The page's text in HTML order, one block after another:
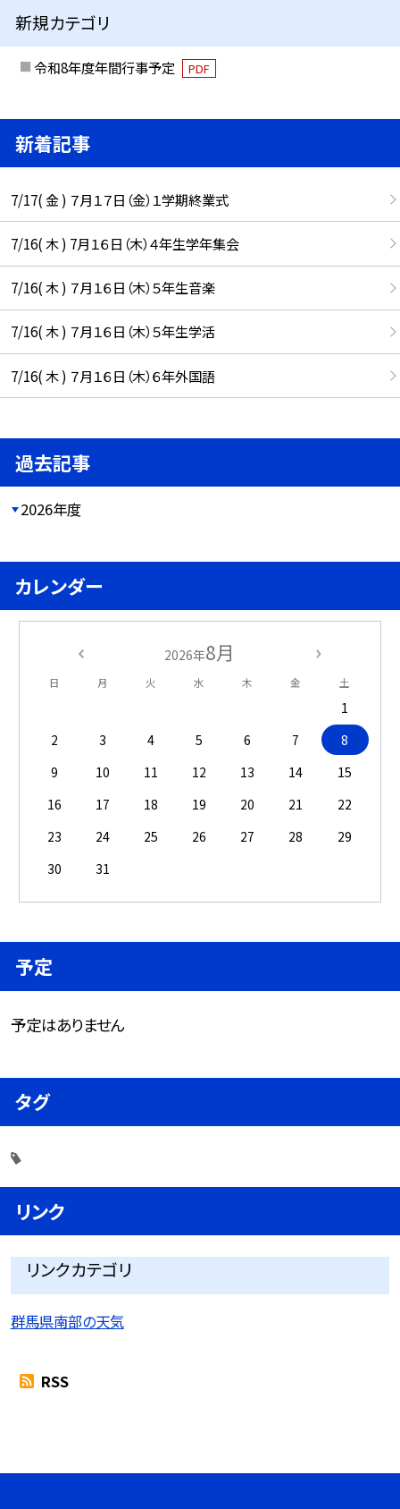
新規カテゴリ
令和8年度年間行事予定 PDF
新着記事
7/17( 金 ) ７月１７日（金）１学期終業式
7/16( 木 ) 7月１６日（木）４年生学年集会
7/16( 木 ) ７月１６日（木）５年生音楽
7/16( 木 ) ７月１６日（木）５年生学活
7/16( 木 ) ７月１６日（木）６年外国語
過去記事
2026年度
カレンダー
2026年8月
日 月 火 水 木 金 土
1
2
3 4 5 6 7
8
9
10 11 12 13 14
15
16
17 18 19 20 21
22
23
24 25 26 27 28
29
30
31
予定
予定はありません
タグ
リンク
リンクカテゴリ
群馬県南部の天気
RSS